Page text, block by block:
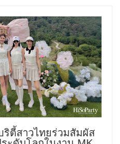
ริตี้สาวไทยร่วมสัมผัส